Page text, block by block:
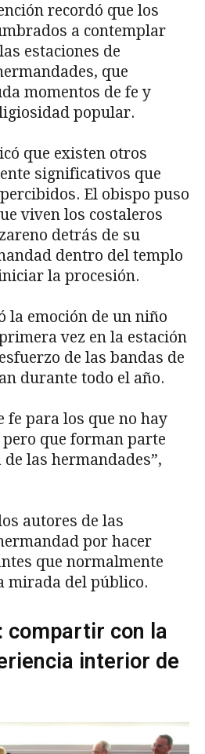
recordó que los
a contemplar
estaciones de
que
momentos de fe y
popular.
que existen otros
significativos que
El obispo puso
viven los costaleros
detrás de su
dentro del templo
la procesión.
la emoción de un niño
vez en la estación
de las bandas de
durante todo el año.
fe para los que no hay
que forman parte
las hermandades”,
autores de las
por hacer
que normalmente
mirada del público.
compartir con la
interior de